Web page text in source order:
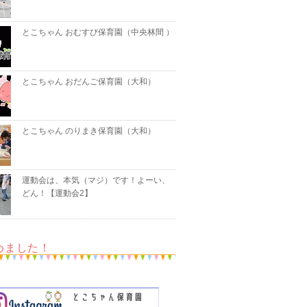
とこちゃん おむすび保育園（中央林間 ）
とこちゃん おだんご保育園（大和）
とこちゃん のりまき保育園（大和）
運動会は、本気（マジ）です！よーい、
どん！【運動会2】
した！